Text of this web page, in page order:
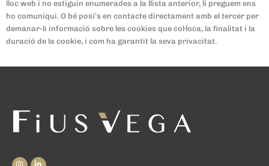
lloc web i no estiguin enumerades a la llista anterior, li preguem ens
ho comuniqui. O bé posi’s en contacte directament amb el tercer per
demanar-li informació sobre les cookies que col·loca, la finalitat i la
duració de la cookie, i com ha garantit la seva privacitat.